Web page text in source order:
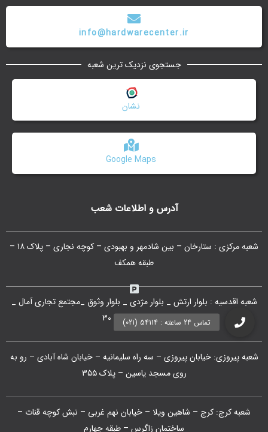
آدرس و اطلاعات شعب
شعبه مرکزی : ستارخان – بین شادمهر و بهبودی – کوچه نجاری – پلاک ۱۸ –
طبقه همکف
شعبه اقدسیه : بلوار ارتش _ بلوار مژدی _ بلوار وثوق _مجتمع تجاری آمال _
طبقه G1 _ واحد 30
شعبه پیروزی: خیابان پیروزی – سه راه سلیمانیه – خیابان شاه آبادی – رو به
روی مسجد یاسین – پلاک ۳۵۵
شعبه کرج: کرج – شاهین ویلا – خیابان نهم غربی – نبش کوچه قنات –
ساختمان زاگرس – طبقه چهارم
info@hardwarecenter.ir
جستجوی نزدیک ترین شعبه
Google Maps
نشان